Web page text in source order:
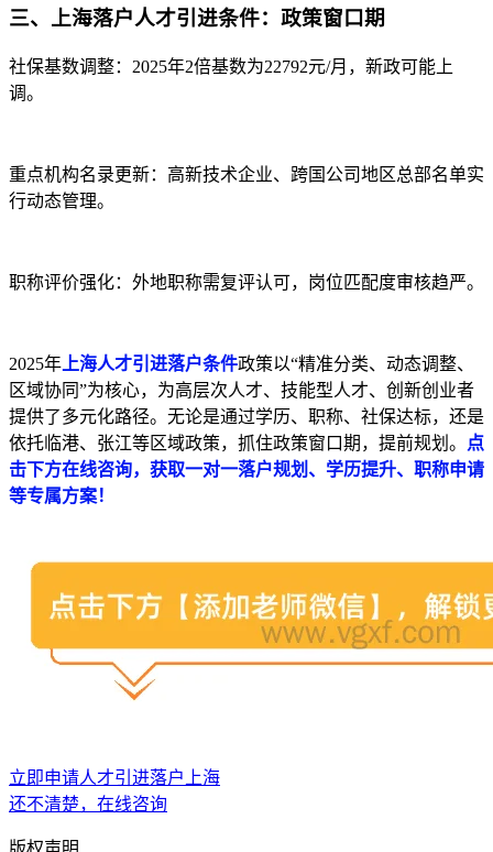
三、上海落户人才引进条件：政策窗口期
社保基数调整：2025年2倍基数为22792元/月，新政可能上
调。
重点机构名录更新：高新技术企业、跨国公司地区总部名单实
行动态管理。
职称评价强化：外地职称需复评认可，岗位匹配度审核趋严。
2025年 上海人才引进落户条件政策以“精准分类、动态调整、
区域协同”为核心，为高层次人才、技能型人才、创新创业者
提供了多元化路径。无论是通过学历、职称、社保达标，还是
依托临港、张江等区域政策，抓住政策窗口期，提前规划。
点
击下方在线咨询，获取一对一落户规划、学历提升、职称申请
等专属方案！
立即申请人才引进落户上海
还不清楚，在线咨询